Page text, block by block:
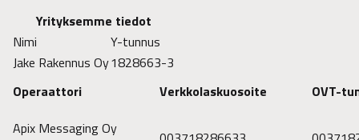
Yrityksemme tiedot
Nimi
Y-tunnus
Jake Rakennus Oy1828663-3
Operaattori
Verkkolaskuosoite
OVT-
Apix Messaging Oy